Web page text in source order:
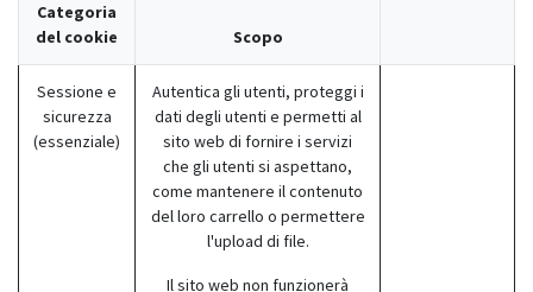
Categoria
del cookie
Scopo
Sessione e
sicurezza
(essenziale)
Autentica gli utenti, proteggi i
dati degli utenti e permetti al
sito web di fornire i servizi
che gli utenti si aspettano,
come mantenere il contenuto
del loro carrello o permettere
l'upload di file.
Il sito web non funzionerà